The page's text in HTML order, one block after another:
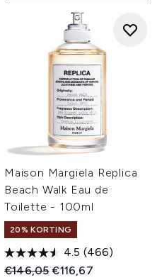
Maison Margiela Replica
Beach Walk Eau de
Toilette - 100ml
20% KORTING
4.5 (466)
Recommended Retail Price:
€146,05Huidige prijs:
€116,67